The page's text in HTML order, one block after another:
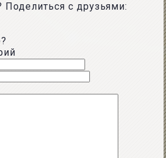
Поделиться с друзьями: